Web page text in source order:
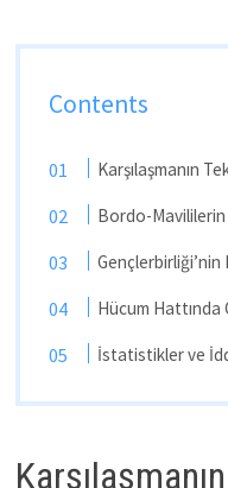
Contents
Karşılaşmanın
Bordo-Mavililerin
Hücum Hattında
İstatistikler ve